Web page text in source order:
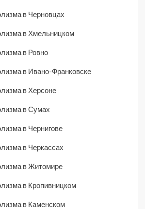
в Черновцах
в Хмельницком
в Ровно
в Ивано-Франковске
в Херсоне
в Сумах
в Чернигове
в Черкассах
в Житомире
в Кропивницком
в Каменском